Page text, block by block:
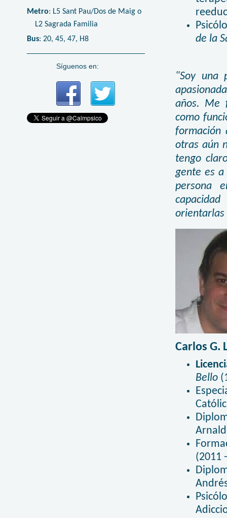
de la
"Soy una
años. Me
como
formación
otras aún
tengo
gente es
persona
orientarlas
Carlos G.
Bello
(2011
Metro: L5 Sant Pau/Dos de Maig o
L2 Sagrada Familia
Bus: 20, 45, 47, H8
Síguenos en: